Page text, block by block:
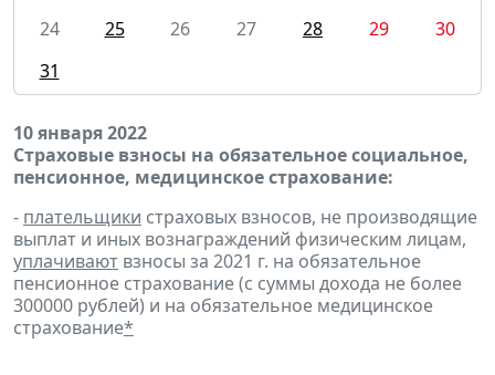
24
25 26 27 28 29
30
31
10 января 2022
Страховые взносы на обязательное социальное,
пенсионное, медицинское страхование:
- плательщики страховых взносов, не производящие
выплат и иных вознаграждений физическим лицам,
уплачивают взносы за 2021 г. на обязательное
пенсионное страхование (с суммы дохода не более
300000 рублей) и на обязательное медицинское
страхование*